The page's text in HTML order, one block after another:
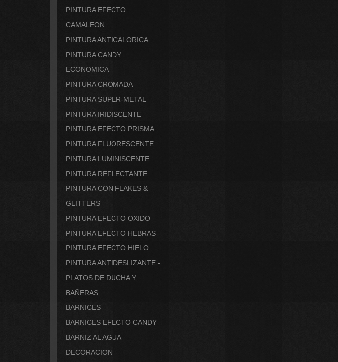
PINTURA EFECTO
CAMALEON
PINTURA ANTICALORICA
PINTURA CANDY
ECONOMICA
PINTURA CROMADA
PINTURA SUPER-METAL
PINTURA IRIDISCENTE
PINTURA EFECTO PRISMA
PINTURA FLUORESCENTE
PINTURA LUMINISCENTE
PINTURA REFLECTANTE
PINTURA CON FLAKES &
GLITTERS
PINTURA EFECTO OXIDO
PINTURA EFECTO HEBRAS
PINTURA EFECTO HIELO
PINTURA ANTIDESLIZANTE -
PLATOS DE DUCHA Y
BAÑERAS
BARNICES
BARNICES EFECTO CANDY
BARNIZ AL AGUA
DECORACION